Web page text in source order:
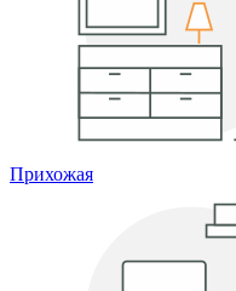
Прихожая